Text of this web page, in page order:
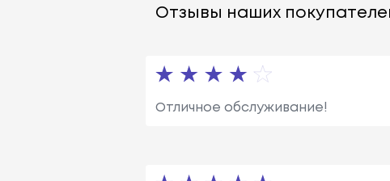
Отзывы наших
Отличное обслуживание!